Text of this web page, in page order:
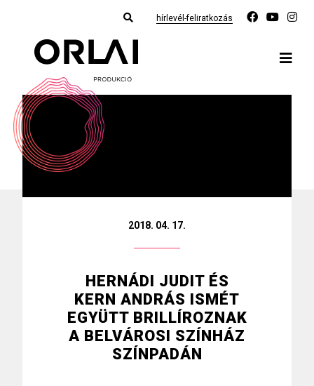
hírlevél-feliratkozás
2018. 04. 17.
HERNÁDI JUDIT ÉS
KERN ANDRÁS ISMÉT
EGYÜTT BRILLÍROZNAK
A BELVÁROSI SZÍNHÁZ
SZÍNPADÁN